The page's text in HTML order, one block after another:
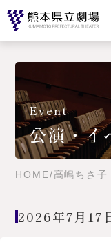
Event
公演・イ
HOME/高嶋ちさ
2026年7月17